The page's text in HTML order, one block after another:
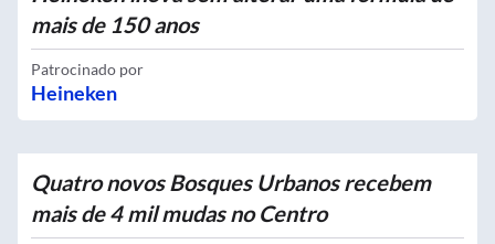
mais de 150 anos
Patrocinado por
Heineken
Quatro novos Bosques Urbanos recebem
mais de 4 mil mudas no Centro